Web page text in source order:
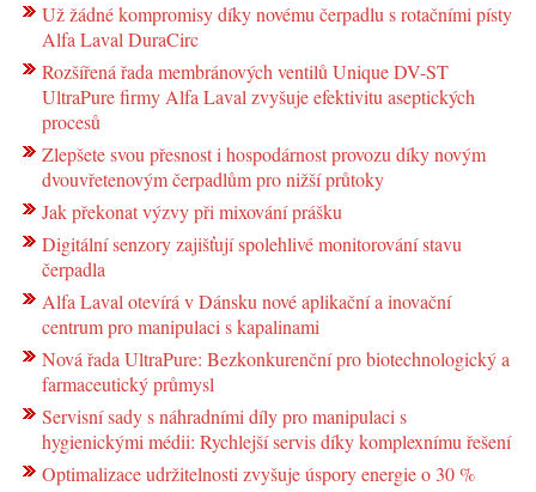
Už žádné kompromisy díky novému čerpadlu s rotačními písty
Alfa Laval DuraCirc
Rozšířená řada membránových ventilů Unique DV-ST
UltraPure firmy Alfa Laval zvyšuje efektivitu aseptických
procesů
Zlepšete svou přesnost i hospodárnost provozu díky novým
dvouvřetenovým čerpadlům pro nižší průtoky
Jak překonat výzvy při mixování prášku
Digitální senzory zajišťují spolehlivé monitorování stavu
čerpadla
Alfa Laval otevírá v Dánsku nové aplikační a inovační
centrum pro manipulaci s kapalinami
Nová řada UltraPure: Bezkonkurenční pro biotechnologický a
farmaceutický průmysl
Servisní sady s náhradními díly pro manipulaci s
hygienickými médii: Rychlejší servis díky komplexnímu řešení
Optimalizace udržitelnosti zvyšuje úspory energie o 30 %